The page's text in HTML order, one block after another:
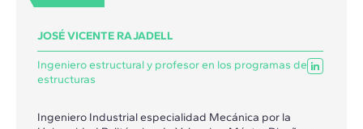
JOSÉ VICENTE RAJADELL
Ingeniero estructural y profesor en los programas de
estructuras
Ingeniero Industrial especialidad Mecánica por la